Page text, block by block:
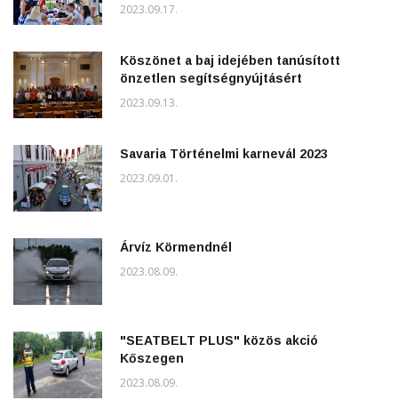
2023.09.17.
Köszönet a baj idejében tanúsított
önzetlen segítségnyújtásért
2023.09.13.
Savaria Történelmi karnevál 2023
2023.09.01.
Árvíz Körmendnél
2023.08.09.
"SEATBELT PLUS" közös akció
Kőszegen
2023.08.09.